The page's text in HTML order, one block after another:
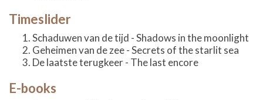
Timeslider
Schaduwen van de tijd - Shadows in the moonlight
Geheimen van de zee - Secrets of the starlit sea
De laatste terugkeer - The last encore
E-books